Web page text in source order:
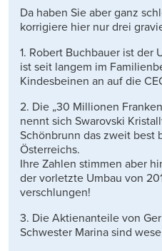
Da haben Sie aber ganz
korrigiere hier nur drei
1. Robert Buchbauer ist der
ist seit langem im
Kindesbeinen an auf die
2. Die „30 Millionen
nennt sich Swarovski
Schönbrunn das zweit best
Österreichs.
Ihre Zahlen stimmen aber
der vorletzte Umbau von
verschlungen!
3. Die Aktienanteile von
Schwester Marina sind